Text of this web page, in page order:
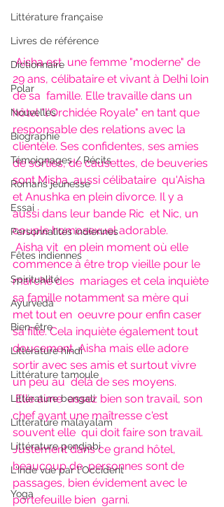
Littérature française
Livres de référence
Dictionnaire
Polar
Nouvelles
Biographie
Témoignages / Récits
Romans jeunesse
Essai
Personnalités indiennes
Fêtes indiennes
Spiritualité
Ayurveda
Bien-être
Littérature hindi
Littérature tamoule
Littérature bengali
Littérature malayalam
Littérature pendjabi
L'Inde vue par l'Occident
Yoga
Aisha est  une femme "moderne" de
29 ans, célibataire et vivant à Delhi loin
de sa  famille. Elle travaille dans un
hôtel "l'Orchidée Royale" en tant que
responsable des relations avec la
clientèle. Ses confidentes, ses amies
de sorties, de causettes, de beuveries
sont Misha, aussi célibataire  qu'Aisha
et Anushka en plein divorce. Il y a
aussi dans leur bande Ric  et Nic, un
couple homosexuel adorable.
Aisha vit  en plein moment où elle
commence à être trop vieille pour le
marché des  mariages et cela inquiète
sa famille notamment sa mère qui
met tout en  oeuvre pour enfin caser
sa fille. Cela inquiète également tout
doucement  Aisha mais elle adore
sortir avec ses amis et surtout vivre
un peu au  delà de ses moyens.
Elle aime  assez bien son travail, son
chef ayant une maîtresse c'est
souvent elle  qui doit faire son travail.
Justement dans ce grand hôtel,
beaucoup de  personnes sont de
passages, bien évidement avec le
portefeuille bien  garni.